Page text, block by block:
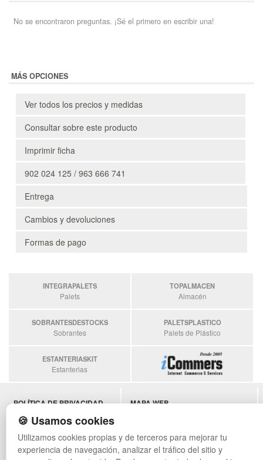
No se encontraron preguntas. ¡Sé el primero en escribir una!
MÁS OPCIONES
Ver todos los precios y medidas
Consultar sobre este producto
Imprimir ficha
902 024 125 / 963 666 741
Entrega
Cambios y devoluciones
Formas de pago
INTEGRAPALETS
Palets
TOPALMACEN
Almacén
SOBRANTESDESTOCKS
Sobrantes
PALETSPLASTICO
Palets de Plástico
ESTANTERIASKIT
Estanterias
POLÍTICA DE PRIVACIDAD
CONDICIONES DE USO
CAMBIOS Y DEVOLUCIONES
CONTACTO
QUIENES SOMOS
MAPA WEB
🍪 Usamos cookies
Utilizamos cookies propias y de terceros para mejorar tu
experiencia de navegación, analizar el tráfico del sitio y